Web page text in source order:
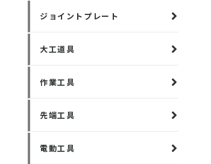
ジョイントプレート
大工道具
作業工具
先端工具
電動工具